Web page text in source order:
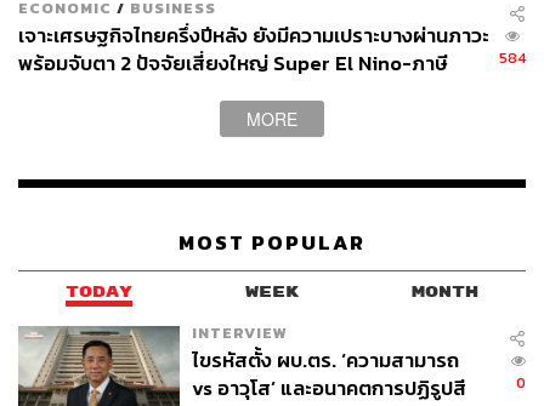
ECONOMIC / BUSINESS
เจาะเศรษฐกิจไทยครึ่งปีหลัง ยังมีความเปราะบางผ่านภาวะ
พร้อมจับตา 2 ปัจจัยเสี่ยงใหญ่ Super El Nino-ภาษี
584
MORE
MOST POPULAR
TODAY WEEK MONTH
INTERVIEW
ไขรหัสตั้ง ผบ.ตร. ‘ความสามารถ
vs อาวุโส’ และอนาคตการปฏิรูปสี
0